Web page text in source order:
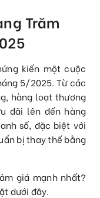
Trăm
kiến một cuộc
5/2025. Từ các
hàng loạt thương
đãi lên đến hàng
số, đặc biệt với
bị thay thế bằng
giá mạnh nhất?
dưới đây.